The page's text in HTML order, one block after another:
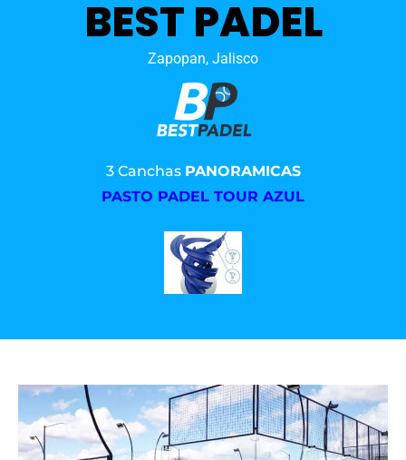
BEST PADEL
Zapopan, Jalisco
3 Canchas PANORAMICAS
PASTO PADEL TOUR AZUL